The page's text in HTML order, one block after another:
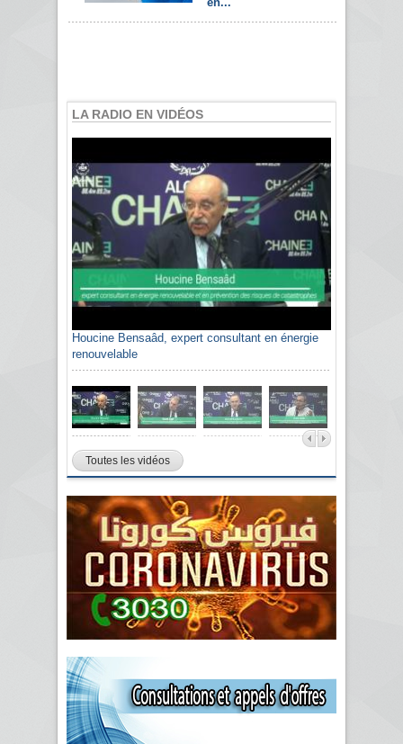
LA RADIO EN VIDÉOS
Houcine Bensaâd, expert consultant en énergie
renouvelable
Toutes les vidéos